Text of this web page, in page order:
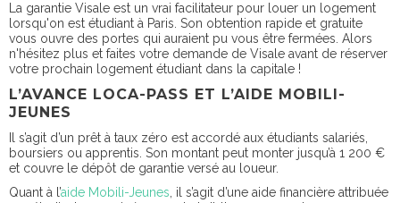
La garantie Visale est un vrai facilitateur pour louer un logement
lorsqu'on est étudiant à Paris . Son obtention rapide et gratuite
vous ouvre des portes qui auraient pu vous être fermées. Alors
n'hésitez plus et faites votre demande de Visale avant de réserver
votre prochain logement étudiant dans la capitale !
L’AVANCE LOCA-PASS ET L’AIDE MOBILI-
JEUNES
Il s’agit d’un prêt à taux zéro est accordé aux étudiants salariés,
boursiers ou apprentis. Son montant peut monter jusqu’à 1 200 €
et couvre le dépôt de garantie versé au loueur.
Quant à l’aide Mobili-Jeunes , il s’agit d’une aide financière attribuée